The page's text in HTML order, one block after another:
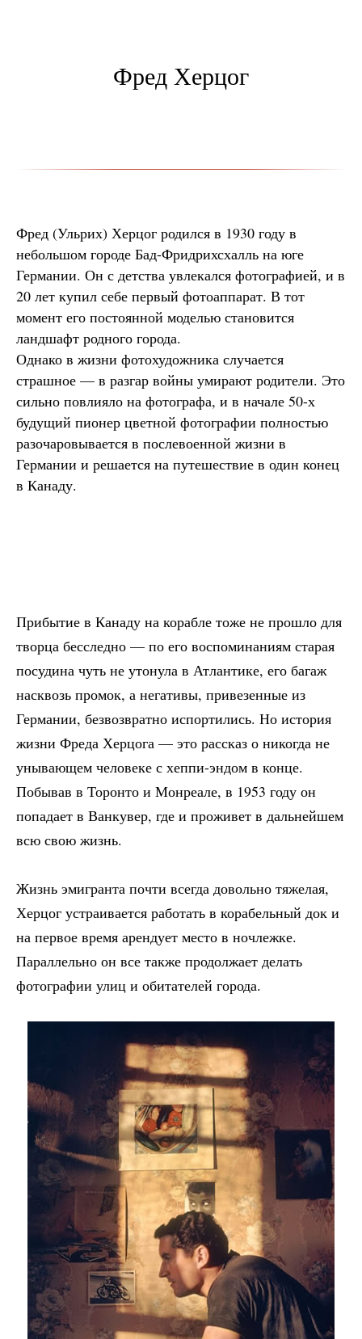
Фред Херцог
Фред (Ульрих) Херцог родился в 1930 году в
небольшом городе Бад-Фридрихсхалль на юге
Германии. Он с детства увлекался фотографией, и в
20 лет купил себе первый фотоаппарат. В тот
момент его постоянной моделью становится
ландшафт родного города.
Однако в жизни фотохудожника случается
страшное — в разгар войны умирают родители. Это
сильно повлияло на фотографа, и в начале 50-х
будущий пионер цветной фотографии полностью
разочаровывается в послевоенной жизни в
Германии и решается на путешествие в один конец
в Канаду.
Прибытие в Канаду на корабле тоже не прошло для
творца бесследно — по его воспоминаниям старая
посудина чуть не утонула в Атлантике, его багаж
насквозь промок, а негативы, привезенные из
Германии, безвозвратно испортились. Но история
жизни Фреда Херцога — это рассказ о никогда не
унывающем человеке с хеппи-эндом в конце.
Побывав в Торонто и Монреале, в 1953 году он
попадает в Ванкувер, где и проживет в дальнейшем
всю свою жизнь.
Жизнь эмигранта почти всегда довольно тяжелая,
Херцог устраивается работать в корабельный док и
на первое время арендует место в ночлежке.
Параллельно он все также продолжает делать
фотографии улиц и обитателей города.